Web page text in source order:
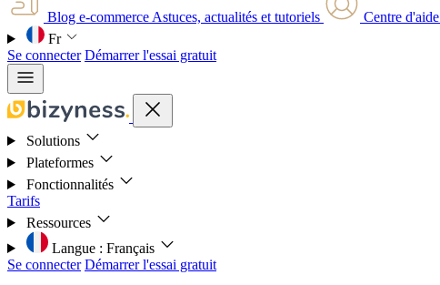
Blog e-commerce Astuces, actualités et tutoriels Centre d'aide
Fr
Se connecter Démarrer l'essai gratuit
Solutions
Plateformes
Fonctionnalités
Tarifs
Ressources
Langue : Français
Se connecter Démarrer l'essai gratuit